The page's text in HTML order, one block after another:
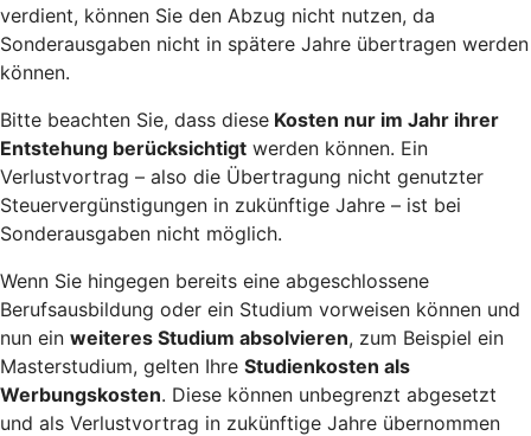
verdient, können Sie den Abzug nicht nutzen, da
Sonderausgaben nicht in spätere Jahre übertragen werden
können.
Bitte beachten Sie, dass diese Kosten nur im Jahr ihrer
Entstehung berücksichtigt werden können. Ein
Verlustvortrag – also die Übertragung nicht genutzter
Steuervergünstigungen in zukünftige Jahre – ist bei
Sonderausgaben nicht möglich.
Wenn Sie hingegen bereits eine abgeschlossene
Berufsausbildung oder ein Studium vorweisen können und
nun ein weiteres Studium absolvieren, zum Beispiel ein
Masterstudium, gelten Ihre Studienkosten als
Werbungskosten. Diese können unbegrenzt abgesetzt
und als Verlustvortrag in zukünftige Jahre übernommen